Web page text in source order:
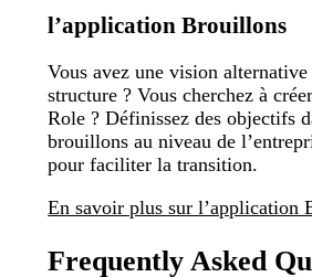
l’application Brouillons
Vous avez une vision
structure ? Vous cherchez à
Role ? Définissez des objectifs
brouillons au niveau de
pour faciliter la transition.
En savoir plus sur l’application
Frequently Asked